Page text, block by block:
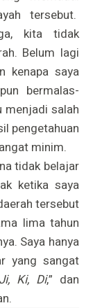
tersebut.
kita tidak
Belum lagi
kenapa saya
bermalas-
menjadi salah
pengetahuan
minim.
tidak belajar
ketika saya
tersebut
lima tahun
Saya hanya
yang sangat
Ki, Di,” dan